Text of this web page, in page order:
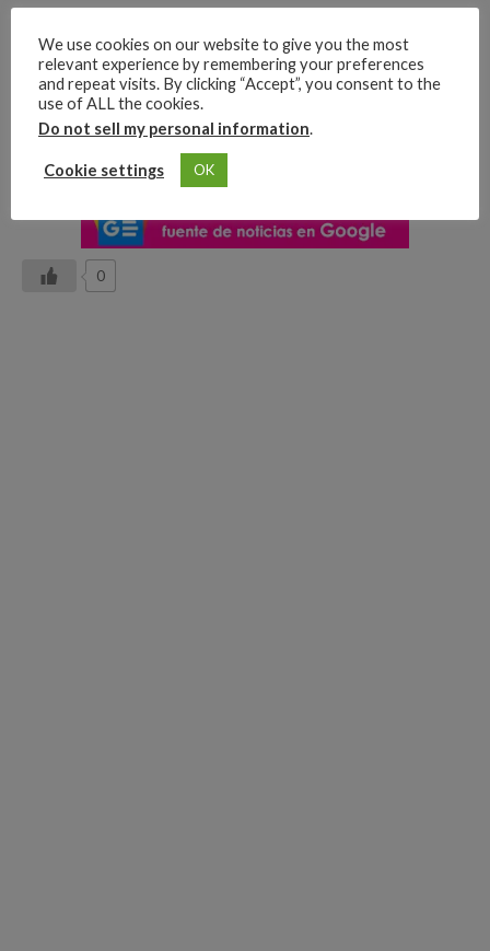
0
We use cookies on our website to give you the most
relevant experience by remembering your preferences
and repeat visits. By clicking “Accept”, you consent to the
use of ALL the cookies.
Do not sell my personal information.
Cookie settings OK